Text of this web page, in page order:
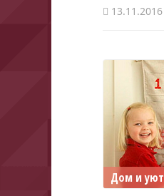
13.11.2016
Дом и уют